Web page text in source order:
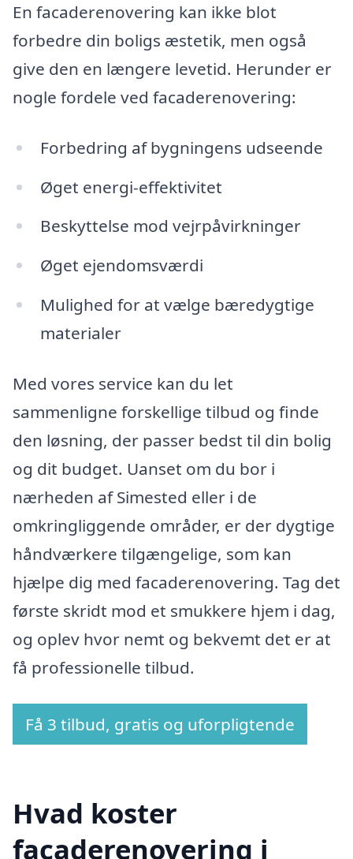
En facaderenovering kan ikke blot
forbedre din boligs æstetik, men også
give den en længere levetid. Herunder er
nogle fordele ved facaderenovering:
Forbedring af bygningens udseende
Øget energi-effektivitet
Beskyttelse mod vejrpåvirkninger
Øget ejendomsværdi
Mulighed for at vælge bæredygtige
materialer
Med vores service kan du let
sammenligne forskellige tilbud og finde
den løsning, der passer bedst til din bolig
og dit budget. Uanset om du bor i
nærheden af Simested eller i de
omkringliggende områder, er der dygtige
håndværkere tilgængelige, som kan
hjælpe dig med facaderenovering. Tag det
første skridt mod et smukkere hjem i dag,
og oplev hvor nemt og bekvemt det er at
få professionelle tilbud.
Få 3 tilbud, gratis og uforpligtende
Hvad koster
facaderenovering i